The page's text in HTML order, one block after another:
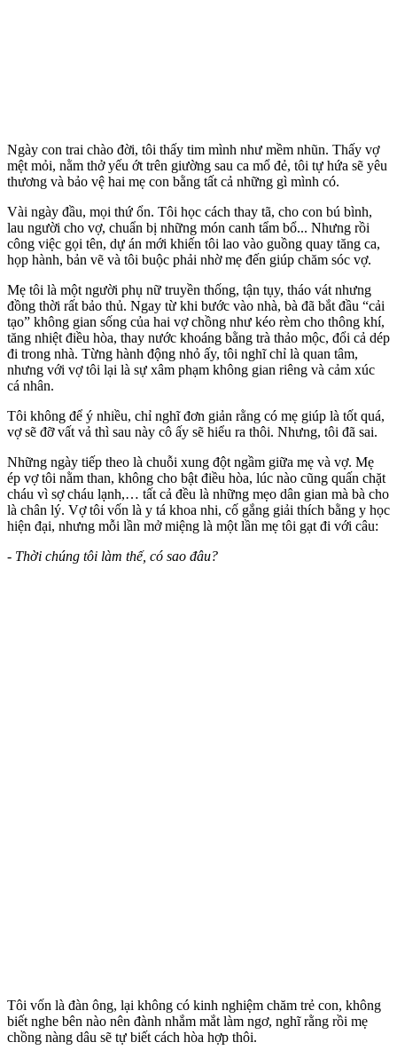
Ngày con trai chào đời, tôi thấy tim mình như mềm nhũn. Thấy vợ
mệt mỏi, nằm thở yếu ớt trên giường sau ca mổ đẻ, tôi tự hứa sẽ yêu
thương và bảo vệ hai mẹ con bằng tất cả những gì mình có.
Vài ngày đầu, mọi thứ ổn. Tôi học cách thay tã, cho con bú bình,
lau người cho vợ, chuẩn bị những món canh tẩm bổ... Nhưng rồi
công việc gọi tên, dự án mới khiến tôi lao vào guồng quay tăng ca,
họp hành, bản vẽ và tôi buộc phải nhờ mẹ đến giúp chăm sóc vợ.
Mẹ tôi là một người phụ nữ truyền thống, tận tụy, tháo vát nhưng
đồng thời rất bảo thủ. Ngay từ khi bước vào nhà, bà đã bắt đầu “cải
tạo” không gian sống của hai vợ chồng như kéo rèm cho thông khí,
tăng nhiệt điều hòa, thay nước khoáng bằng trà thảo mộc, đổi cả dép
đi trong nhà. Từng hành động nhỏ ấy, tôi nghĩ chỉ là quan tâm,
nhưng với vợ tôi lại là sự xâm phạm không gian riêng và cảm xúc
cá nhân.
Tôi không để ý nhiều, chỉ nghĩ đơn giản rằng có mẹ giúp là tốt quá,
vợ sẽ đỡ vất vả thì sau này cô ấy sẽ hiểu ra thôi. Nhưng, tôi đã sai.
Những ngày tiếp theo là chuỗi xung đột ngầm giữa mẹ và vợ. Mẹ
ép vợ tôi nằm than, không cho bật điều hòa, lúc nào cũng quấn chặt
cháu vì sợ cháu lạnh,… tất cả đều là những mẹo dân gian mà bà cho
là chân lý. Vợ tôi vốn là y tá khoa nhi, cố gắng giải thích bằng y học
hiện đại, nhưng mỗi lần mở miệng là một lần mẹ tôi gạt đi với câu:
- Thời chúng tôi làm thế, có sao đâu?
Tôi vốn là đàn ông, lại không có kinh nghiệm chăm trẻ con, không
biết nghe bên nào nên đành nhắm mắt làm ngơ, nghĩ rằng rồi mẹ
chồng nàng dâu sẽ tự biết cách hòa hợp thôi.